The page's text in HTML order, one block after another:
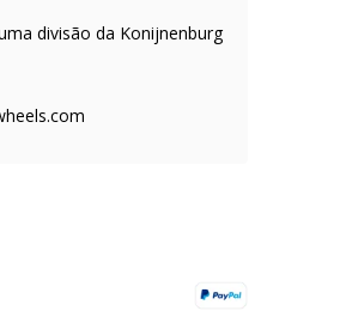
divisão da Konijnenburg